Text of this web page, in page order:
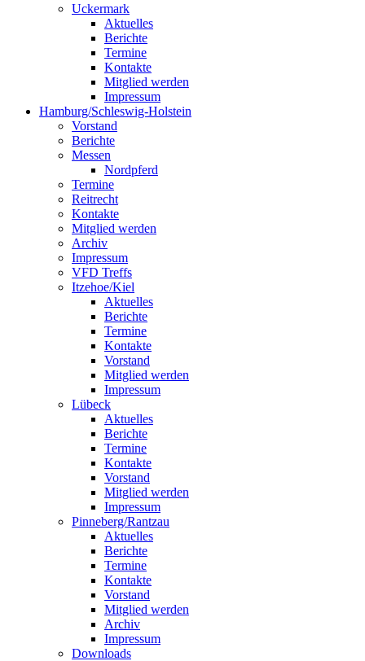
Uckermark
Aktuelles
Berichte
Termine
Kontakte
Mitglied werden
Impressum
Hamburg/Schleswig-Holstein
Vorstand
Berichte
Messen
Nordpferd
Termine
Reitrecht
Kontakte
Mitglied werden
Archiv
Impressum
VFD Treffs
Itzehoe/Kiel
Aktuelles
Berichte
Termine
Kontakte
Vorstand
Mitglied werden
Impressum
Lübeck
Aktuelles
Berichte
Termine
Kontakte
Vorstand
Mitglied werden
Impressum
Pinneberg/Rantzau
Aktuelles
Berichte
Termine
Kontakte
Vorstand
Mitglied werden
Archiv
Impressum
Downloads